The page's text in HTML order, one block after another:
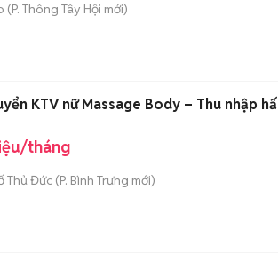
(P. Thông Tây Hội mới)
KTV nữ Massage Body – Thu nhập hấ
tháng
Thủ Đức (P. Bình Trưng mới)